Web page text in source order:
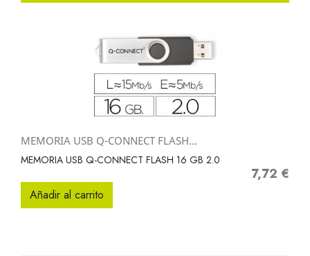
MEMORIA USB Q-CONNECT FLASH...
MEMORIA USB Q-CONNECT FLASH 16 GB 2.0
Precio
7,72 €
Añadir al carrito